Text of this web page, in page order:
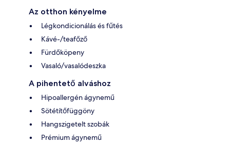
Az otthon kényelme
Légkondicionálás és fűtés
Kávé-/teafőző
Fürdőköpeny
Vasaló/vasalódeszka
A pihentető alváshoz
Hipoallergén ágynemű
Sötétítőfüggöny
Hangszigetelt szobák
Prémium ágynemű